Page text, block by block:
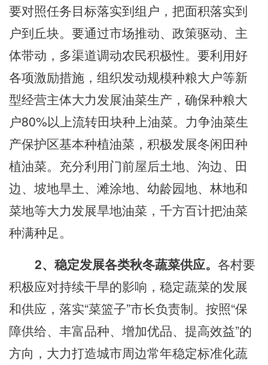
要对照任务目标落实到组 户 ，把面积落实到
户到丘块。要通过市场推动、政策驱动、主
体带动，多渠道调动农民积极性。要利用好
各项激励措施，组织发动规模种粮大户等新
型经营主体大力发展油菜生产，确保种粮大
户80%以上流转田块种上油菜。力争油菜生
产保护区基本种植油菜，积极发展冬闲田种
植油菜。充分利用门前屋后土地、沟边、田
边、坡地旱土、滩涂地、幼龄园地、林地和
菜地等大力发展旱地油菜，千方百计把油菜
种满种足。
2、稳定发展各类秋冬蔬菜供应。 各村要
积极应对持续干旱的影响，稳定蔬菜的发展
和供应，落实“菜篮子”市长负责制。按照“保
障供给、丰富品种、增加优品、提高效益”的
方向，大力打造城市周边常年稳定标准化蔬